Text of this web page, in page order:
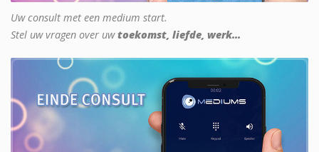
Uw consult met een medium start.
Stel uw vragen over uwtoekomst, liefde, werk...